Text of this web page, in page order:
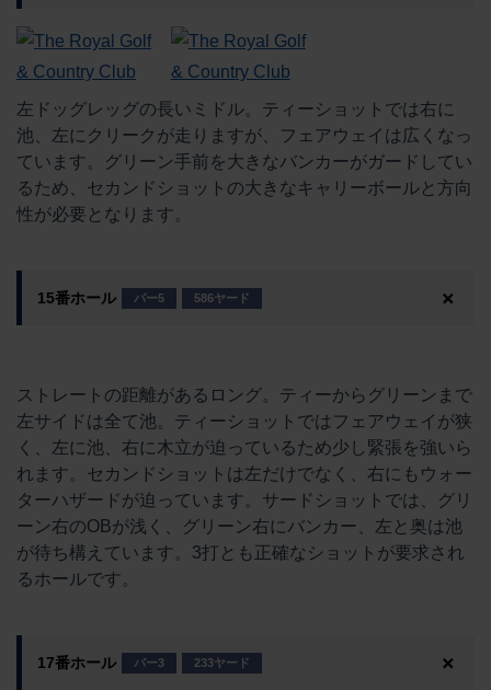
左ドッグレッグの長いミドル。ティーショットでは右に
池、左にクリークが走りますが、フェアウェイは広くなっ
ています。グリーン手前を大きなバンカーがガードしてい
るため、セカンドショットの大きなキャリーボールと方向
性が必要となります。
15番ホール パー5 586ヤード
ストレートの距離があるロング。ティーからグリーンまで
左サイドは全て池。ティーショットではフェアウェイが狭
く、左に池、右に木立が迫っているため少し緊張を強いら
れます。セカンドショットは左だけでなく、右にもウォー
ターハザードが迫っています。サードショットでは、グリ
ーン右のOBが浅く、グリーン右にバンカー、左と奥は池
が待ち構えています。3打とも正確なショットが要求され
るホールです。
17番ホール パー3 233ヤード